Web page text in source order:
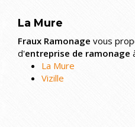
La Mure
Fraux Ramonage vous
d'entreprise de ramonage
La Mure
Vizille